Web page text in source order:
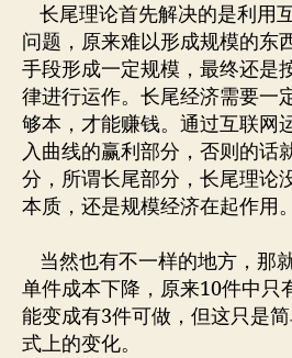
长尾理论首先解决的是利用
问题，原来难以形成规模的东
手段形成一定规模，最终还是
律进行运作。长尾经济需要一
够本，才能赚钱。通过互联网
入曲线的赢利部分，否则的话
分，所谓长尾部分，长尾理论
本质，还是规模经济在起作用。
当然也有不一样的地方，那
单件成本下降，原来10件中只
能变成有3件可做，但这只是
式上的变化。